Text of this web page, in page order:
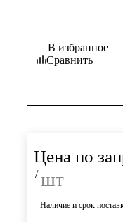
В избранное
Сравнить
Цена по
/ шт
Наличие и срок